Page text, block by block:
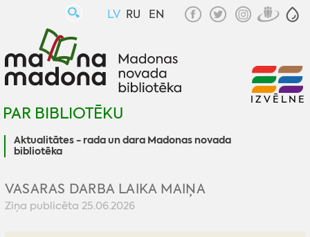
LV RU EN
PAR BIBLIOTĒKU
Aktualitātes - rada un dara Madonas novada
bibliotēka
IZVĒLNE
VASARAS DARBA LAIKA MAIŅA
Ziņa publicēta 25.06.2026